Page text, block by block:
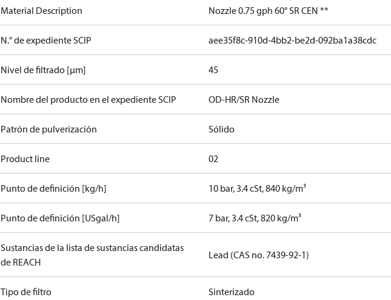
Material Description Nozzle 0.75 gph 60° SR CEN **
N.° de expediente SCIP aee35f8c-910d-4bb2-be2d-092ba1a38cdc
Nivel de filtrado [µm] 45
Nombre del producto en el expediente SCIP OD-HR/SR Nozzle
Patrón de pulverización Sólido
Product line 02
Punto de definición [kg/h] 10 bar, 3.4 cSt, 840 kg/m³
Punto de definición [USgal/h] 7 bar, 3.4 cSt, 820 kg/m³
Sustancias de la lista de sustancias candidatas
de REACH
Lead (CAS no. 7439-92-1)
Tipo de filtro Sinterizado